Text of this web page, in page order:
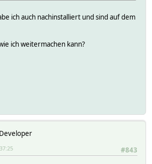
ich auch nachinstalliert und sind auf dem
ich weitermachen kann?
Developer
#843